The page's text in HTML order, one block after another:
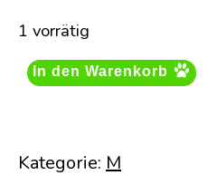
1 vorrätig
In den Warenkorb
Kategorie: M